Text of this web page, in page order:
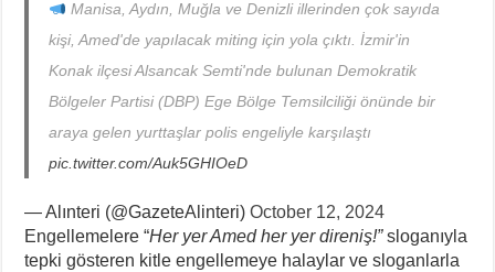
Manisa, Aydın, Muğla ve Denizli illerinden çok sayıda
kişi, Amed'de yapılacak miting için yola çıktı. İzmir'in
Konak ilçesi Alsancak Semti'nde bulunan Demokratik
Bölgeler Partisi (DBP) Ege Bölge Temsilciliği önünde bir
araya gelen yurttaşlar polis engeliyle karşılaştı
pic.twitter.com/Auk5GHIOeD
— Alınteri (@GazeteAlinteri)October 12, 2024
Engellemelere “Her yer Amed her yer direniş!”sloganıyla
tepki gösteren kitle engellemeye halaylar ve sloganlarla